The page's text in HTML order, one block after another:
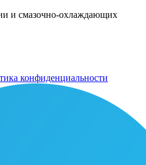
и смазочно-охлаждающих
конфиденциальности